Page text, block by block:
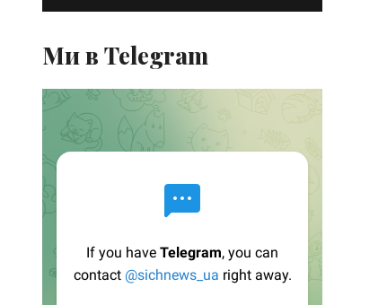
Ми в Telegram